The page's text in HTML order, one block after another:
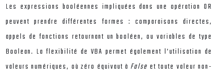
Les expressions booléennes impliquées dans une opération OR
peuvent prendre différentes formes : comparaisons directes,
appels de fonctions retournant un booléen, ou variables de type
Boolean. La flexibilité de VBA permet également l’utilisation de
valeurs numériques, où zéro équivaut à False et toute valeur non-